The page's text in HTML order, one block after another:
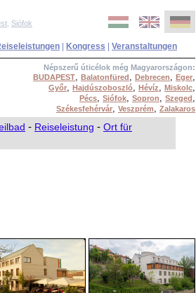
Siófok
Kongress Veranstaltungen
Népszerű úticélok még Magyarországon:
BUDAPEST, Balatonfüred, Debrecen, Eger,
Győr, Hajdúszoboszló, Hévíz, Miskolc,
Pécs, Siófok, Sopron, Szeged,
Székesfehérvár, Veszprém, Zalakaros
- Reiseleistung - Ort für